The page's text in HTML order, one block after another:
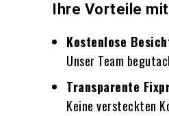
Ihre Vorteile
Kostenlose
Unser Team
Transparente
Keine versteckten